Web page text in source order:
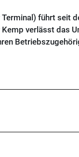
führt seit
verlässt das